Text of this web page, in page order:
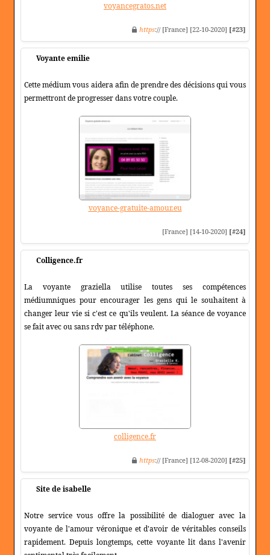
voyancegratos.net
https:// [France] [22-10-2020] [#23]
Voyante emilie
Cette médium vous aidera afin de prendre des décisions qui vous
permettront de progresser dans votre couple.
voyance-gratuite-amour.eu
[France] [14-10-2020] [#24]
Colligence.fr
La voyante graziella utilise toutes ses compétences
médiumniques pour encourager les gens qui le souhaitent à
changer leur vie si c'est ce qu'ils veulent. La séance de voyance
se fait avec ou sans rdv par téléphone.
colligence.fr
https:// [France] [12-08-2020] [#25]
Site de isabelle
Notre service vous offre la possibilité de dialoguer avec la
voyante de l'amour véronique et d'avoir de véritables conseils
rapidement. Depuis longtemps, cette voyante lit dans l'avenir